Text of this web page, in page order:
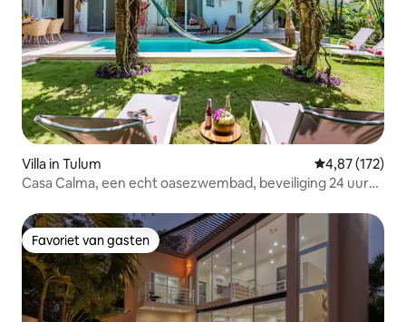
Villa in Tulum Gemiddelde
4,87 (172)
Casa Calma, een echt oasezwembad, beveiliging 24 uur
Favoriet van gasten
Favoriet van gasten